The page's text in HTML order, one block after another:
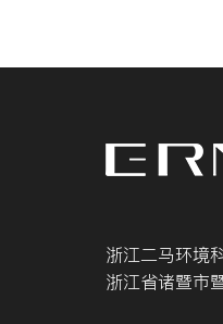
浙江二马环境
浙江省诸暨市